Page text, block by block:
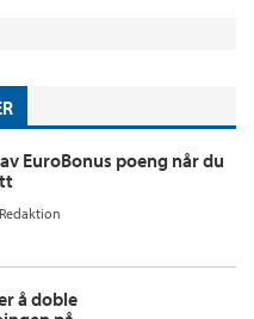
EuroBonus poeng når du
Redaktion
å doble